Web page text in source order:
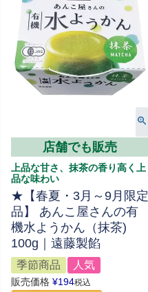
店舗でも販売
上品な甘さ、抹茶の香り高く上
品な味わい
★【春夏・3月～9月限定
品】 あんこ屋さんの有
機水ようかん（抹茶)
100g｜遠藤製餡
季節商品 人気
販売価格 ¥194税込